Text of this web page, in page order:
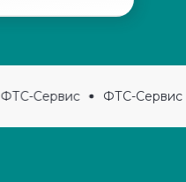
ФТС-Сервис ФТС-Сервис